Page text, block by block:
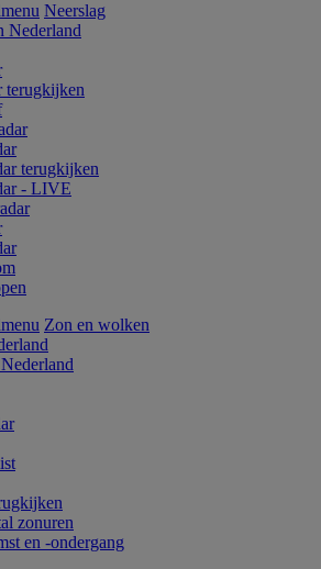
Neerslag
Nederland
terugkijken
terugkijken
- LIVE
Zon en wolken
zonuren
en -ondergang